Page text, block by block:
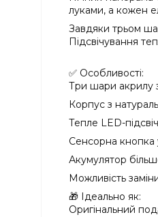
луками, а кожен
Завдяки трьом
Підсвічування
✅ Особливості:
Три шари акрилу
Корпус з
Тепле LED-
Сенсорна кнопка
Акумулятор
Можливість
🎁 Ідеально як:
Оригінальний